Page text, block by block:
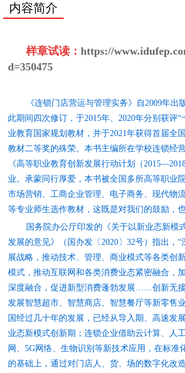
内容简介
样章试读： https://
d=350475
《连锁门店营运与管理实务》自 2009年出
此期间四次修订，于2015年、 2020年分别获评“
业教育国家规划教材，并于2021年获得首届全
教材二等奖的殊荣。本书主编所在学校连锁经
《高等职业教育创新发展行动计划（ 2015—
业。承蒙同行厚爱，本书被全国多所高等职业
市场营销、工商企业管理、电子商务、现代物
等专业师生选作教材，这既是对我们的鼓励，
国务院办公厅印发的 《关于以新业态新模
发展的意见》（国办发〔 2020〕32号）指出，“
展战略，推动技术、管理、商业模式等各类创
模式，推动互联网和各类消费业态紧密融合，
深度融合，促进新型消费蓬勃发展……创新无
发展智慧超市、智慧商店、智慧餐厅等新零售
国经过几十年的发展，已经从导入期、高速发
业态新模式创新期；连锁企业借助云计算、人
网、5G网络、生物识别等新技术应用，在标准
的基础上，通过对门店人、货、场的数字化改